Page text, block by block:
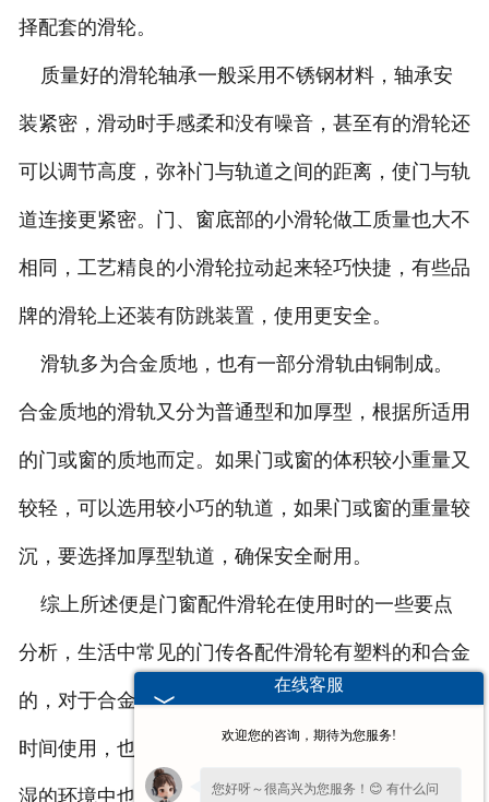
择配套的滑轮。
质量好的滑轮轴承一般采用不锈钢材料，轴承安
装紧密，滑动时手感柔和没有噪音，甚至有的滑轮还
可以调节高度，弥补门与轨道之间的距离，使门与轨
道连接更紧密。门、窗底部的小滑轮做工质量也大不
相同，工艺精良的小滑轮拉动起来轻巧快捷，有些品
牌的滑轮上还装有防跳装置，使用更安全。
滑轨多为合金质地，也有一部分滑轨由铜制成。
合金质地的滑轨又分为普通型和加厚型，根据所适用
的门或窗的质地而定。如果门或窗的体积较小重量又
较轻，可以选用较小巧的轨道，如果门或窗的重量较
沉，要选择加厚型轨道，确保安全耐用。
综上所述便是门窗配件滑轮在使用时的一些要点
分析，生活中常见的门传各配件滑轮有塑料的和合金
的，对于合金常常会选用一些不锈钢，这样即便是长
时间使用，也不会产生合金的锈蚀，这样即便是在潮
湿的环境中也不会引发滑轮的锈蚀。我们公司提供的
在线客服
欢迎您的咨询，期待为您服务!
您好呀～很高兴为您服务！😊 有什么问